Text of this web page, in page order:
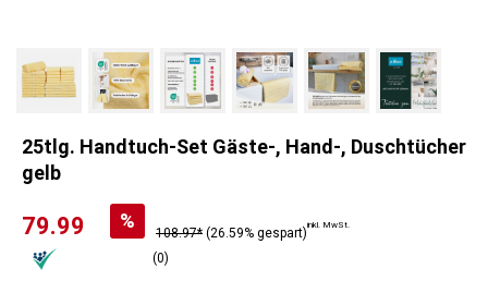
25tlg. Handtuch-Set Gäste-, Hand-, Duschtücher
gelb
79.99 %
108.97* (26.59% gespart)
inkl. MwSt.
(0)